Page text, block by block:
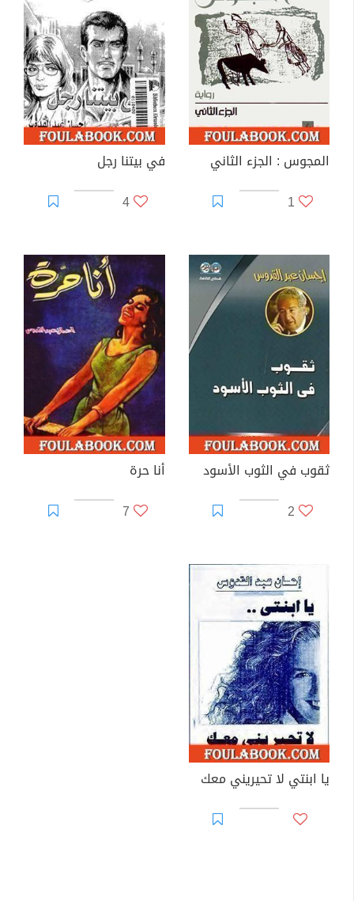
المجوس : الجزء الثاني
1
في بيتنا رجل
4
ثقوب في الثوب الأسود
2
أنا حرة
7
يا ابنتي لا تحيريني معك